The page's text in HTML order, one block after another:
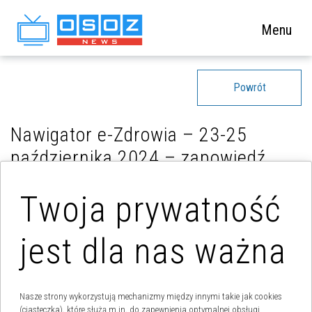
Menu
Powrót
Nawigator e-Zdrowia – 23-25
października 2024 – zapowiedź
Twoja prywatność
jest dla nas ważna
Nasze strony wykorzystują mechanizmy między innymi takie jak cookies
(ciasteczka), które służą m.in. do zapewnienia optymalnej obsługi